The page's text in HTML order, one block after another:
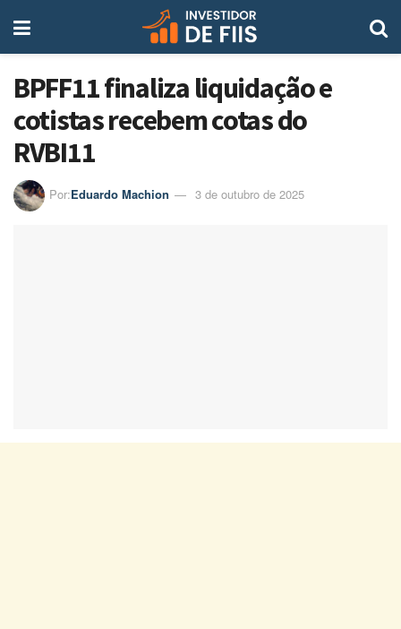
BPFF11 finaliza liquidação e
cotistas recebem cotas do
RVBI11
Por:Eduardo Machion 3 de outubro de 2025